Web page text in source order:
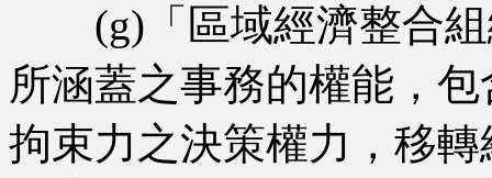
(g)「區域經濟整合組
所涵蓋之事務的權能，
拘束力之決策權力，移